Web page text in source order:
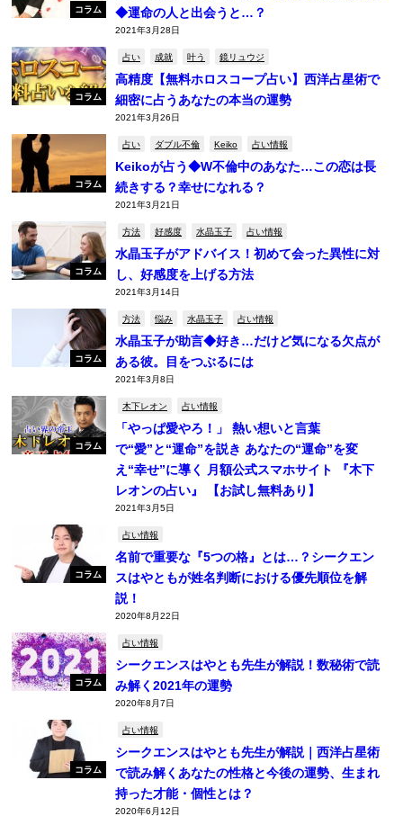
コラム
◆運命の人と出会うと…？
2021年3月28日
コラム
占い 成就 叶う 鏡リュウジ
高精度【無料ホロスコープ占い】西洋占星術で
細密に占うあなたの本当の運勢
2021年3月26日
コラム
占い ダブル不倫 Keiko 占い情報
Keikoが占う◆W不倫中のあなた…この恋は長
続きする？幸せになれる？
2021年3月21日
コラム
方法 好感度 水晶玉子 占い情報
水晶玉子がアドバイス！初めて会った異性に対
し、好感度を上げる方法
2021年3月14日
コラム
方法 悩み 水晶玉子 占い情報
水晶玉子が助言◆好き…だけど気になる欠点が
ある彼。目をつぶるには
2021年3月8日
コラム
木下レオン 占い情報
「やっぱ愛やろ！」 熱い想いと言葉
で“愛”と“運命”を説き あなたの“運命”を変
え“幸せ”に導く 月額公式スマホサイト 『木下
レオンの占い』 【お試し無料あり】
2021年3月5日
コラム
占い情報
名前で重要な『5つの格』とは…？シークエン
スはやともが姓名判断における優先順位を解
説！
2020年8月22日
コラム
占い情報
シークエンスはやとも先生が解説！数秘術で読
み解く2021年の運勢
2020年8月7日
コラム
占い情報
シークエンスはやとも先生が解説｜西洋占星術
で読み解くあなたの性格と今後の運勢、生まれ
持った才能・個性とは？
2020年6月12日